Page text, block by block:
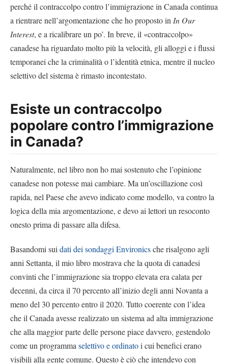
perché il contraccolpo contro l’immigrazione in Canada continua
a rientrare nell’argomentazione che ho proposto in In Our
Interest, e a ricalibrare un po’. In breve, il «contraccolpo»
canadese ha riguardato molto più la velocità, gli alloggi e i flussi
temporanei che la criminalità o l’identità etnica, mentre il nucleo
selettivo del sistema è rimasto incontestato.
Esiste un contraccolpo
popolare contro l’immigrazione
in Canada?
Naturalmente, nel libro non ho mai sostenuto che l’opinione
canadese non potesse mai cambiare. Ma un’oscillazione così
rapida, nel Paese che avevo indicato come modello, va contro la
logica della mia argomentazione, e devo ai lettori un resoconto
onesto prima di passare alla difesa.
Basandomi sui dati dei sondaggi Environicsche risalgono agli
anni Settanta, il mio libro mostrava che la quota di canadesi
convinti che l’immigrazione sia troppo elevata era calata per
decenni, da circa il 70 percento all’inizio degli anni Novanta a
meno del 30 percento entro il 2020. Tutto coerente con l’idea
che il Canada avesse realizzato un sistema ad alta immigrazione
che alla maggior parte delle persone piace davvero, gestendolo
come un programma selettivo e ordinatoi cui benefici erano
visibili alla gente comune. Questo è ciò che intendevo con